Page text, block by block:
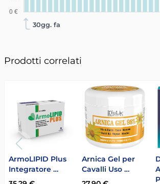
30gg. fa
Prodotti correlati
ArmoLIPID Plus
Integratore …
Arnica Gel per
Cavalli Uso …